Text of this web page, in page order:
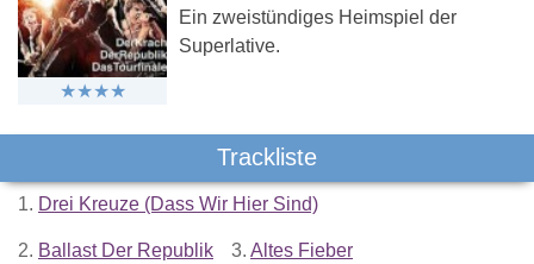
Ein zweistündiges Heimspiel der
Superlative.
Trackliste
1. Drei Kreuze (Dass Wir Hier Sind)
2. Ballast Der Republik 3. Altes Fieber